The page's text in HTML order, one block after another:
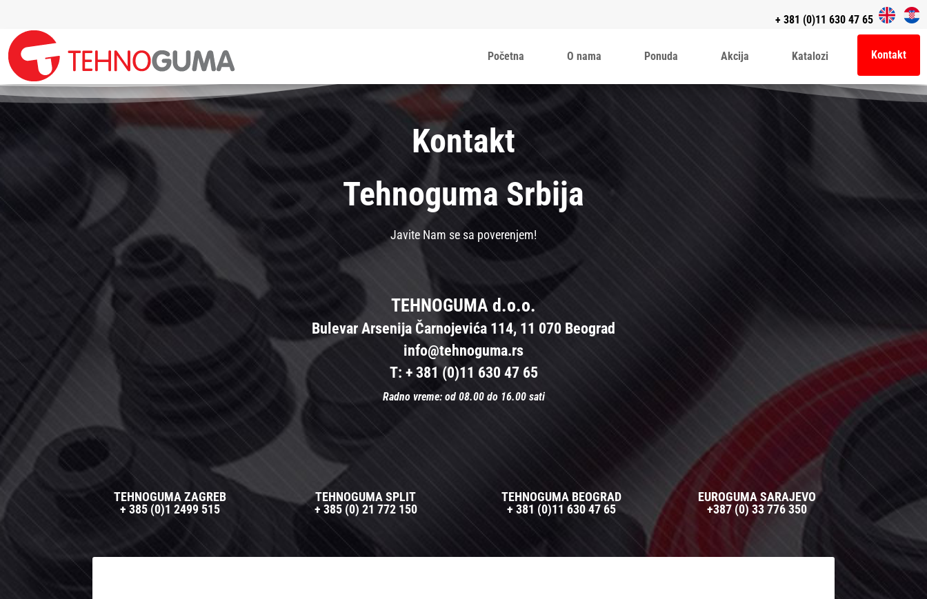
+ 381 (0)11 630 47 65
Početna O nama Ponuda Akcija Katalozi Kontakt
Kontakt
Tehnoguma Srbija
Javite Nam se sa poverenjem!
TEHNOGUMA d.o.o.
Bulevar Arsenija Čarnojevića 114, 11 070 Beograd
info@tehnoguma.rs
T: + 381 (0)11 630 47 65
Radno vreme: od 08.00 do 16.00 sati
TEHNOGUMA ZAGREB
+ 385 (0)1 2499 515
TEHNOGUMA SPLIT
+ 385 (0) 21 772 150
TEHNOGUMA BEOGRAD
+ 381 (0)11 630 47 65
EUROGUMA SARAJEVO
+387 (0) 33 776 350